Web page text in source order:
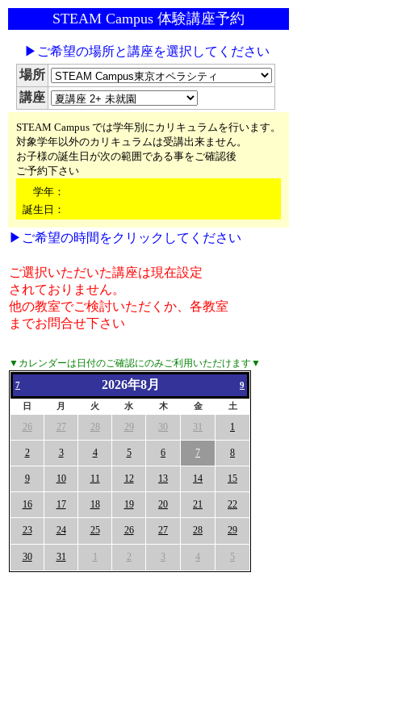
STEAM Campus 体験講座予約
▶ご希望の場所と講座を選択してください
場所
講座
STEAM Campus では学年別にカリキュラムを行います。
対象学年以外のカリキュラムは受講出来ません。
お子様の誕生日が次の範囲である事をご確認後
ご予約下さい
学年：
誕生日：
▶ご希望の時間をクリックしてください
ご選択いただいた講座は現在設定
されておりません。
他の教室でご検討いただくか、各教室
までお問合せ下さい
▼カレンダーは日付のご確認にのみご利用いただけます▼
7 2026年8月 9
日 月 火 水 木 金 土
26 27 28 29 30 31 1
2 3 4 5 6 7 8
9 10 11 12 13 14 15
16 17 18 19 20 21 22
23 24 25 26 27 28 29
30 31 1 2 3 4 5